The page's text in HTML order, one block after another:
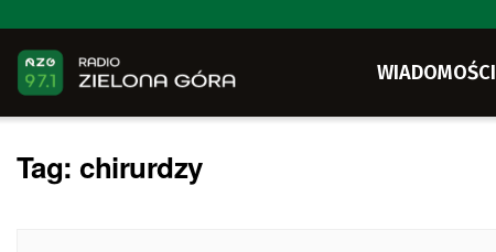
WIADOMOŚCI
Tag: chirurdzy